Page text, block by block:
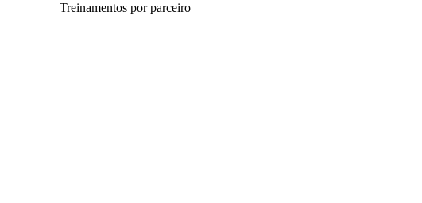
Treinamentos por parceiro